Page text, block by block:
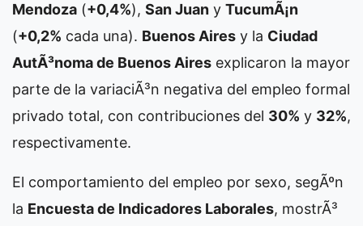
Mendoza (+0,4%), San Juan y TucumÃ¡n
(+0,2% cada una). Buenos Aires y la Ciudad
AutÃ³noma de Buenos Aires explicaron la mayor
parte de la variaciÃ³n negativa del empleo formal
privado total, con contribuciones del 30% y 32%,
respectivamente.
El comportamiento del empleo por sexo, segÃºn
la Encuesta de Indicadores Laborales, mostrÃ³